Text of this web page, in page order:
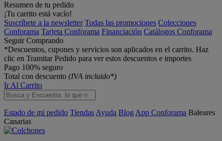
Resumen de tu pedido
¡Tu carrito está vacío!
Suscríbete a la newsletter Todas las promociones Colecciones
Conforama Tarjeta Conforama Financiación Catálogos Conforama
Seguir Comprando
*Descuentos, cupones y servicios son aplicados en el carrito. Haz
clic en Tramitar Pedido para ver estos descuentos e importes
Pago 100% seguro
Total con descuento (IVA incluido*)
Ir Al Carrito
Estado de mi pedido Tiendas Ayuda Blog App Conforama Baleares
Canarias